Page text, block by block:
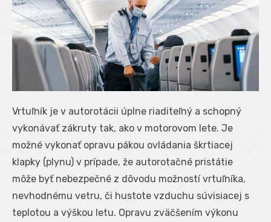
Vrtuľník je v autorotácii úplne riaditeľný a schopný
vykonávať zákruty tak, ako v motorovom lete. Je
možné vykonať opravu pákou ovládania škrtiacej
klapky (plynu) v prípade, že autorotačné pristátie
môže byť nebezpečné z dôvodu možností vrtuľníka,
nevhodnému vetru, či hustote vzduchu súvisiacej s
teplotou a výškou letu. Opravu zväčšením výkonu